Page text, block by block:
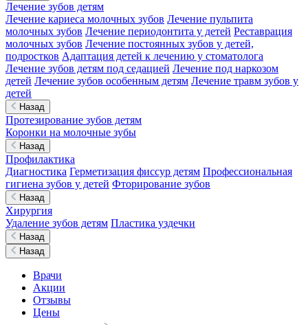
Лечение зубов детям
Лечение кариеса молочных зубов Лечение пульпита
молочных зубов Лечение периодонтита у детей Реставрация
молочных зубов Лечение постоянных зубов у детей,
подростков Адаптация детей к лечению у стоматолога
Лечение зубов детям под седацией Лечение под наркозом
детей Лечение зубов особенным детям Лечение травм зубов у
детей
Назад
Протезирование зубов детям
Коронки на молочные зубы
Назад
Профилактика
Диагностика Герметизация фиссур детям Профессиональная
гигиена зубов у детей Фторирование зубов
Назад
Хирургия
Удаление зубов детям Пластика уздечки
Назад
Назад
Врачи
Акции
Отзывы
Цены